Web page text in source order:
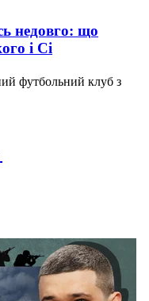
недовго: що
і Сі
футбольний клуб з